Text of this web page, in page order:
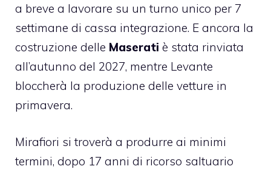
a breve a lavorare su un turno unico per 7
settimane di cassa integrazione. E ancora la
costruzione delle Maserati è stata rinviata
all’autunno del 2027, mentre Levante
bloccherà la produzione delle vetture in
primavera.
Mirafiori si troverà a produrre ai minimi
termini, dopo 17 anni di ricorso saltuario